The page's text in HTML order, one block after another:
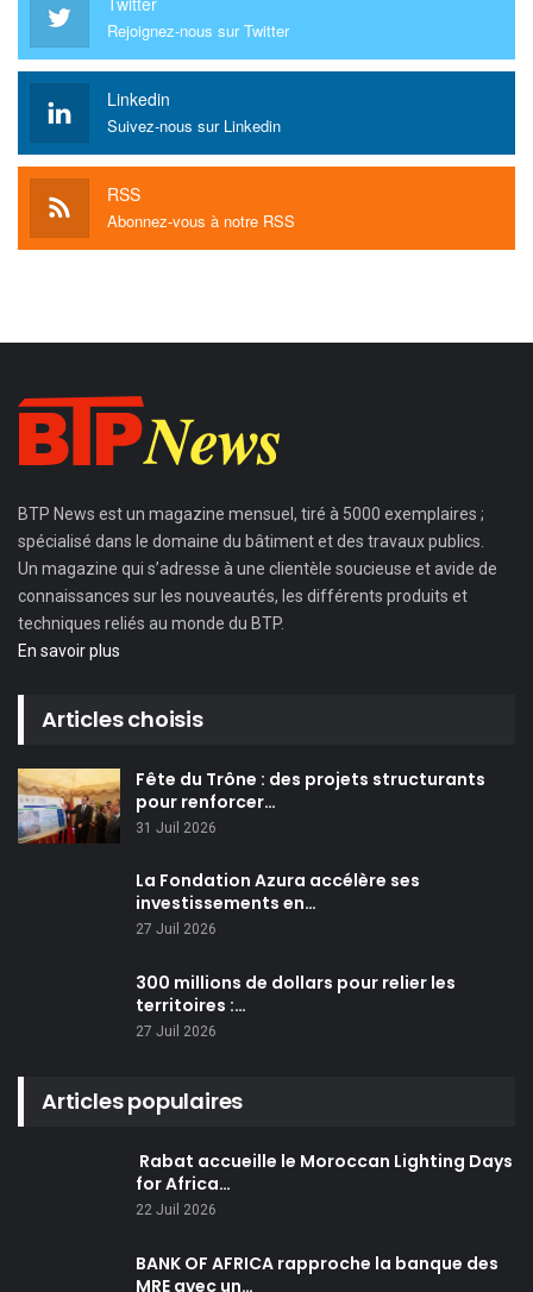
Rejoignez-nous sur Twitter
Linkedin
Suivez-nous sur Linkedin
RSS
Abonnez-vous à notre RSS
BTP News est un magazine mensuel, tiré à 5000 exemplaires ;
spécialisé dans le domaine du bâtiment et des travaux publics.
Un magazine qui s’adresse à une clientèle soucieuse et avide de
connaissances sur les nouveautés, les différents produits et
techniques reliés au monde du BTP.
En savoir plus
Articles choisis
Fête du Trône : des projets structurants
pour renforcer…
31 Juil 2026
La Fondation Azura accélère ses
investissements en…
27 Juil 2026
300 millions de dollars pour relier les
territoires :…
27 Juil 2026
Articles populaires
Rabat accueille le Moroccan Lighting Days
for Africa…
22 Juil 2026
BANK OF AFRICA rapproche la banque des
MRE avec un…